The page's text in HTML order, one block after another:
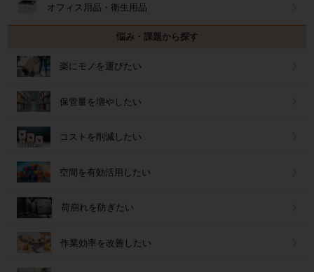
オフィス用品・衛生用品
悩み・課題から探す
楽にモノを運びたい
保管量を増やしたい
コストを削減したい
空間を有効活用したい
荷崩れを防ぎたい
作業効率を改善したい